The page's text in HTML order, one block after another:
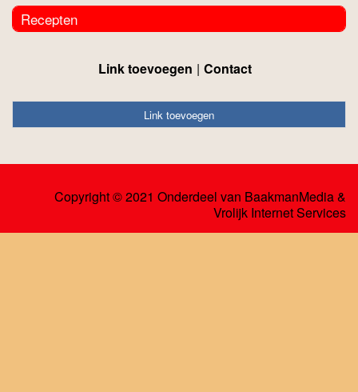
Recepten
Link toevoegen Contact
Link toevoegen
Copyright © 2021 Onderdeel van BaakmanMedia&
Vrolijk Internet Services